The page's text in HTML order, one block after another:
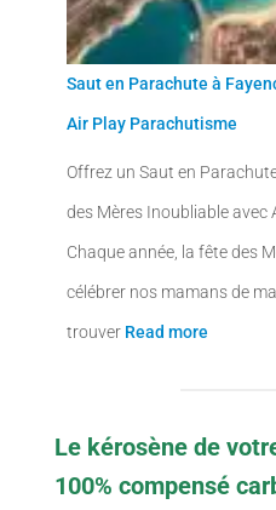
5
9
0
0
Saut en Parachute à
Air Play Parachutisme
Offrez un Saut en
des Mères Inoubliable avec
Chaque année, la fête des
célébrer nos mamans de
trouver Read more
Le kérosène de
100% compensé